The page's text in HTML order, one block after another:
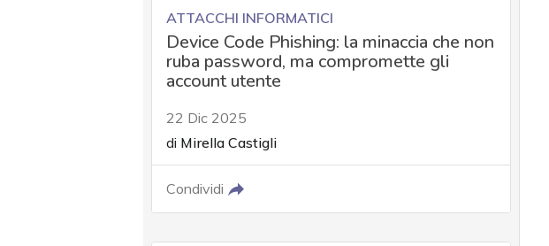
ATTACCHI INFORMATICI
Device Code Phishing: la minaccia che non
ruba password, ma compromette gli
account utente
22 Dic 2025
di Mirella Castigli
Condividi